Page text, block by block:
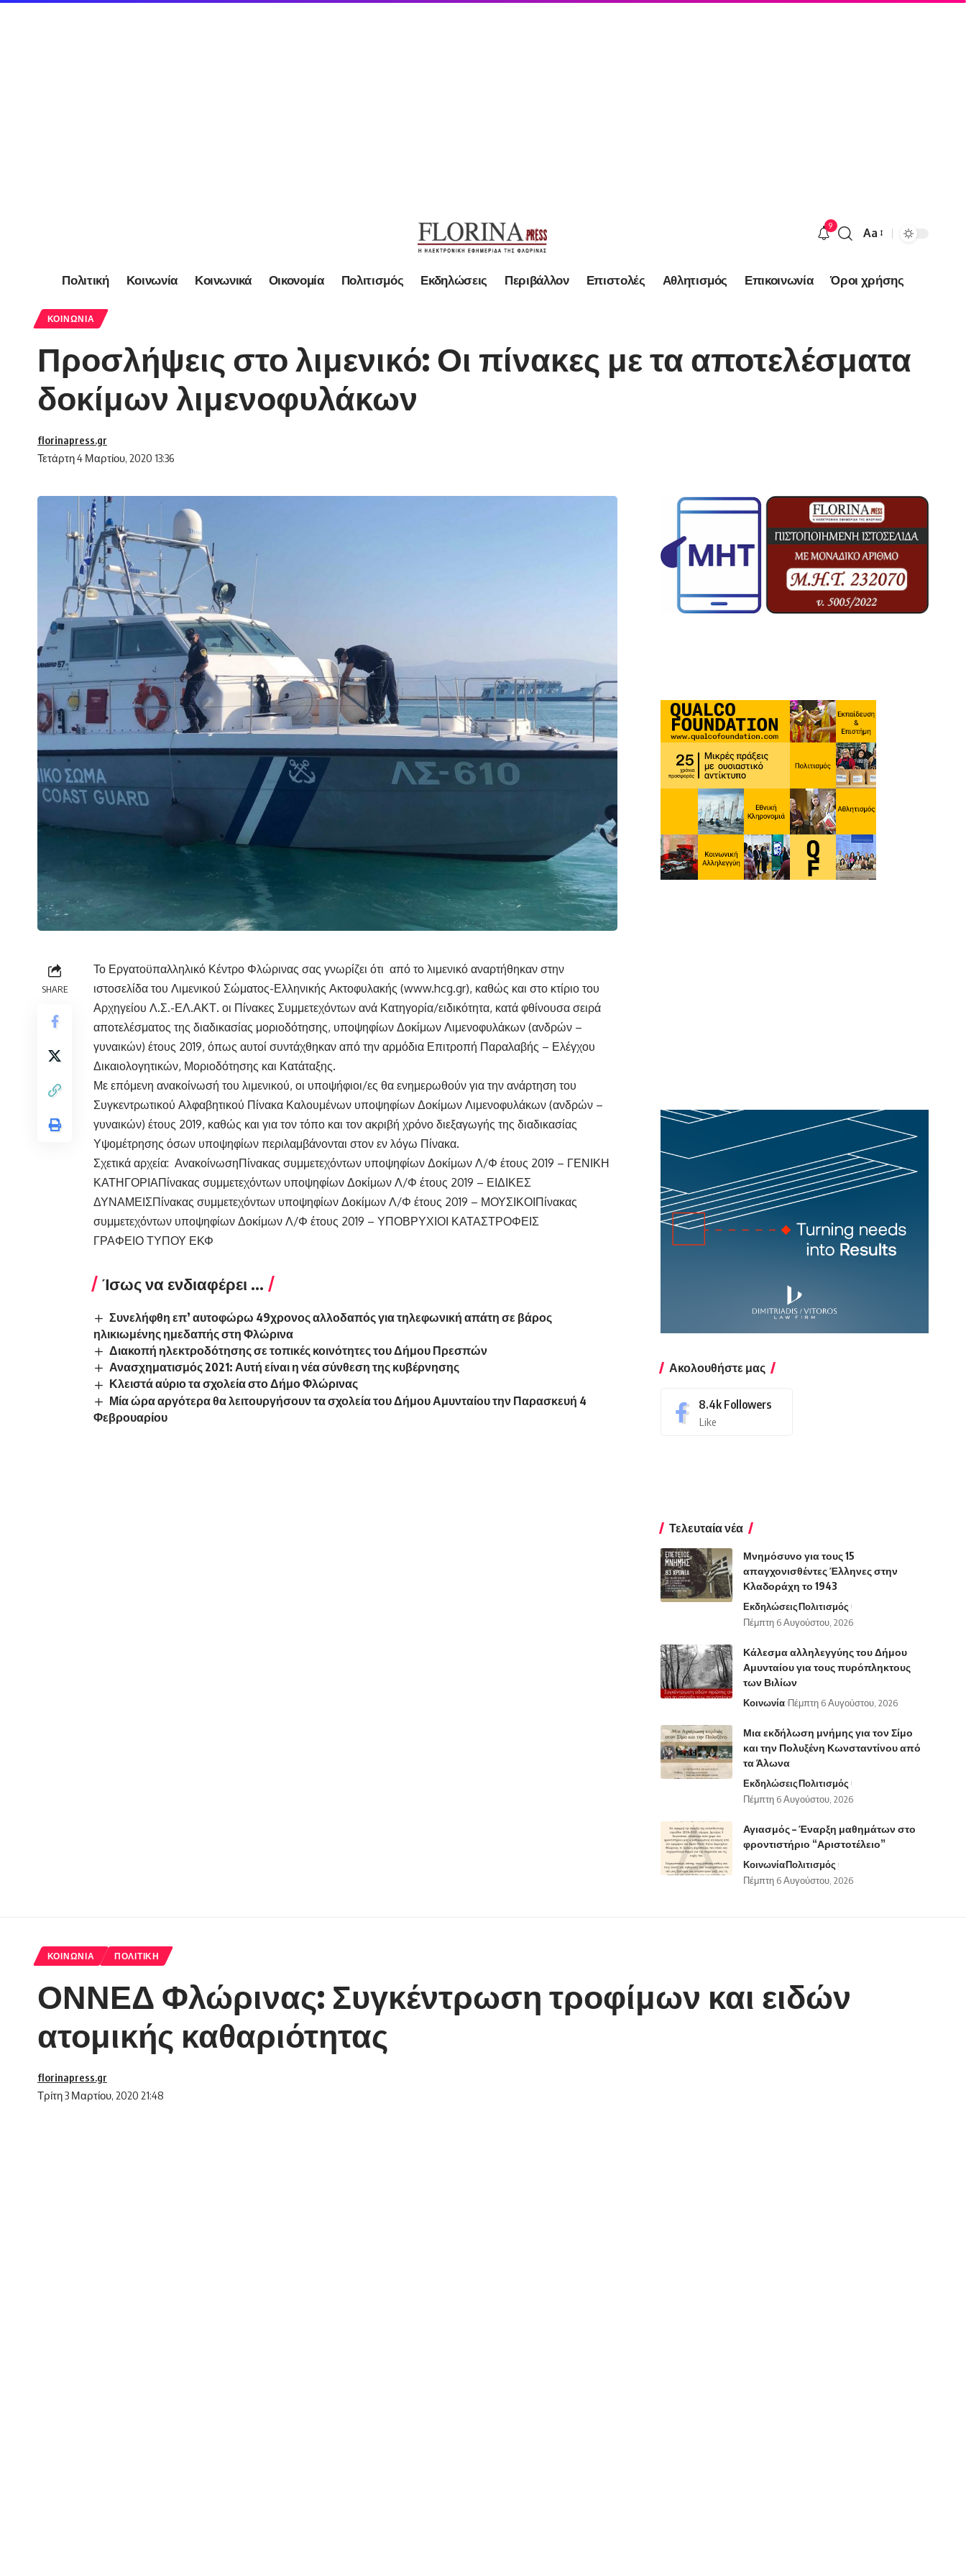
9
Font
Aa
Πολιτική Κοινωνία Κοινωνικά Οικονομία Πολιτισμός Εκδηλώσεις Περιβάλλον Επιστολές Αθλητισμός Επικοινωνία Όροι χρήσης
ΚΟΙΝΩΝΊΑ
Προσλήψεις στο λιμενικό: Οι πίνακες με τα αποτελέσματα
δοκίμων λιμενοφυλάκων
Τετάρτη 4 Μαρτίου, 2020 13:36
florinapress.gr
SHARE
Το Εργατοϋπαλληλικό Κέντρο Φλώρινας σας γνωρίζει ότι από το λιμενικό αναρτήθηκαν στην
ιστοσελίδα του Λιμενικού Σώματος-Ελληνικής Ακτοφυλακής (www.hcg.gr), καθώς και στο κτίριο του
Αρχηγείου Λ.Σ.-ΕΛ.ΑΚΤ. οι Πίνακες Συμμετεχόντων ανά Κατηγορία/ειδικότητα, κατά φθίνουσα σειρά
αποτελέσματος της διαδικασίας μοριοδότησης, υποψηφίων Δοκίμων Λιμενοφυλάκων (ανδρών –
γυναικών) έτους 2019, όπως αυτοί συντάχθηκαν από την αρμόδια Επιτροπή Παραλαβής – Ελέγχου
Δικαιολογητικών, Μοριοδότησης και Κατάταξης.
Με επόμενη ανακοίνωσή του λιμενικού, οι υποψήφιοι/ες θα ενημερωθούν για την ανάρτηση του
Συγκεντρωτικού Αλφαβητικού Πίνακα Καλουμένων υποψηφίων Δοκίμων Λιμενοφυλάκων (ανδρών –
γυναικών) έτους 2019, καθώς και για τον τόπο και τον ακριβή χρόνο διεξαγωγής της διαδικασίας
Υψομέτρησης όσων υποψηφίων περιλαμβάνονται στον εν λόγω Πίνακα.
Σχετικά αρχεία: ΑνακοίνωσηΠίνακας συμμετεχόντων υποψηφίων Δοκίμων Λ/Φ έτους 2019 – ΓΕΝΙΚΗ
ΚΑΤΗΓΟΡΙΑΠίνακας συμμετεχόντων υποψηφίων Δοκίμων Λ/Φ έτους 2019 – ΕΙΔΙΚΕΣ
ΔΥΝΑΜΕΙΣΠίνακας συμμετεχόντων υποψηφίων Δοκίμων Λ/Φ έτους 2019 – ΜΟΥΣΙΚΟΙΠίνακας
συμμετεχόντων υποψηφίων Δοκίμων Λ/Φ έτους 2019 – ΥΠΟΒΡΥΧΙΟΙ ΚΑΤΑΣΤΡΟΦΕΙΣ
ΓΡΑΦΕΙΟ ΤΥΠΟΥ ΕΚΦ
Ίσως να ενδιαφέρει ...
Συνελήφθη επ’ αυτοφώρω 49χρονος αλλοδαπός για τηλεφωνική απάτη σε βάρος
ηλικιωμένης ημεδαπής στη Φλώρινα
Διακοπή ηλεκτροδότησης σε τοπικές κοινότητες του Δήμου Πρεσπών
Ανασχηματισμός 2021: Αυτή είναι η νέα σύνθεση της κυβέρνησης
Κλειστά αύριο τα σχολεία στο Δήμο Φλώρινας
Μία ώρα αργότερα θα λειτουργήσουν τα σχολεία του Δήμου Αμυνταίου την Παρασκευή 4
Φεβρουαρίου
Ακολουθήστε μας
8.4k Followers
Like
Τελευταία νέα
Μνημόσυνο για τους 15
απαγχονισθέντες Έλληνες στην
Κλαδοράχη το 1943
ΕκδηλώσειςΠολιτισμός
Πέμπτη 6 Αυγούστου, 2026
Κάλεσμα αλληλεγγύης του Δήμου
Αμυνταίου για τους πυρόπληκτους
των Βιλίων
Κοινωνία Πέμπτη 6 Αυγούστου, 2026
Μια εκδήλωση μνήμης για τον Σίμο
και την Πολυξένη Κωνσταντίνου από
τα Άλωνα
ΕκδηλώσειςΠολιτισμός
Πέμπτη 6 Αυγούστου, 2026
Αγιασμός – Έναρξη μαθημάτων στο
φροντιστήριο “Αριστοτέλειο”
ΚοινωνίαΠολιτισμός
Πέμπτη 6 Αυγούστου, 2026
ΚΟΙΝΩΝΊΑ ΠΟΛΙΤΙΚΉ
ΟΝΝΕΔ Φλώρινας: Συγκέντρωση τροφίμων και ειδών
ατομικής καθαριότητας
Τρίτη 3 Μαρτίου, 2020 21:48
florinapress.gr